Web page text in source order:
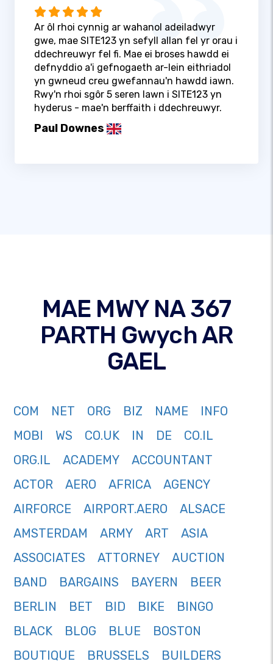
Ar ôl rhoi cynnig ar wahanol adeiladwyr
gwe, mae SITE123 yn sefyll allan fel yr orau i
ddechreuwyr fel fi. Mae ei broses hawdd ei
defnyddio a'i gefnogaeth ar-lein eithriadol
yn gwneud creu gwefannau'n hawdd iawn.
Rwy'n rhoi sgôr 5 seren lawn i SITE123 yn
hyderus - mae'n berffaith i ddechreuwyr.
Paul Downes
MAE MWY NA 367
PARTH Gwych AR
GAEL
COM NET ORG BIZ NAME
INFO
MOBI
WS CO.UK IN DE
CO.IL
ORG.IL
ACADEMY
ACCOUNTANT
ACTOR
AERO AFRICA
AGENCY
AIRFORCE
AIRPORT.AERO
ALSACE
AMSTERDAM
ARMY ART
ASIA
ASSOCIATES
ATTORNEY
AUCTION
BAND
BARGAINS BAYERN
BEER
BERLIN
BET BID BIKE
BINGO
BLACK
BLOG BLUE
BOSTON
BOUTIQUE
BRUSSELS
BUILDERS